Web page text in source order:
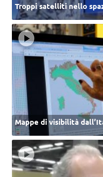
Troppi satelliti nello
Mappe di visibilità